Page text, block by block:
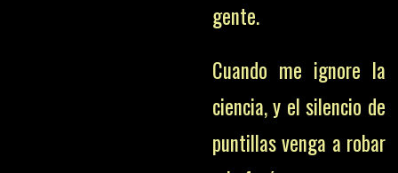
gente.
Cuando me ignore la
ciencia, y el silencio de
puntillas venga a robar